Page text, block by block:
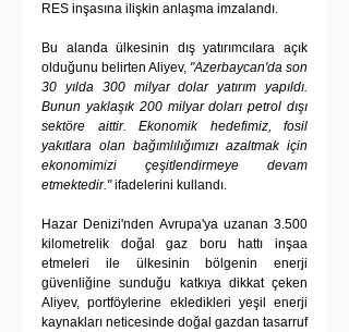
RES inşasına ilişkin anlaşma imzalandı.
Bu alanda ülkesinin dış yatırımcılara açık
olduğunu belirten Aliyev, "Azerbaycan'da son
30 yılda 300 milyar dolar yatırım yapıldı.
Bunun yaklaşık 200 milyar doları petrol dışı
sektöre aittir. Ekonomik hedefimiz, fosil
yakıtlara olan bağımlılığımızı azaltmak için
ekonomimizi çeşitlendirmeye devam
etmektedir." ifadelerini kullandı.
Hazar Denizi'nden Avrupa'ya uzanan 3.500
kilometrelik doğal gaz boru hattı inşaa
etmeleri ile ülkesinin bölgenin enerji
güvenliğine sunduğu katkıya dikkat çeken
Aliyev, portföylerine ekledikleri yeşil enerji
kaynakları neticesinde doğal gazdan tasarruf